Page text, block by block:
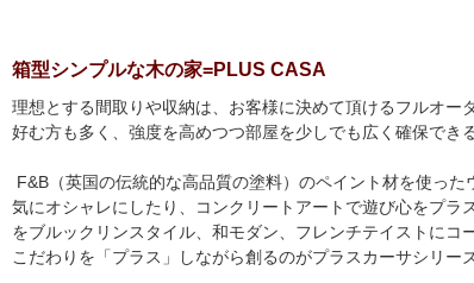
箱型シンプルな木の家=PLUS CASA
理想とする間取りや収納は、お客様に決めて頂けるフルオー
好む方も多く、強度を高めつつ部屋を少しでも広く確保でき
F&B（英国の伝統的な高品質の塗料）のペイント材を使っ
気にオシャレにしたり、コンクリートアートで遊び心をプラ
をブルックリンスタイル、和モダン、フレンチテイストにコ
こだわりを「プラス」しながら創るのがプラスカーサシリー